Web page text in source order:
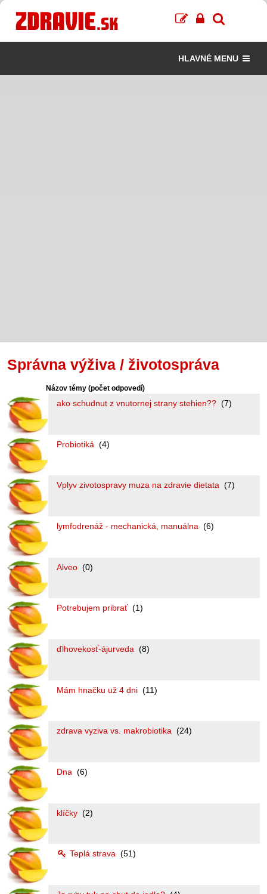
HLAVNÉ MENU
Správna výživa / životospráva
Názov témy (počet odpovedí)
ako schudnut z vnutornej strany stehien?? (7)
Probiotiká (4)
Vplyv zivotospravy muza na zdravie dietata (7)
lymfodrenáž - mechanická, manuálna (6)
Alveo (0)
Potrebujem pribrať (1)
ďlhovekosť-ájurveda (8)
Mám hnačku už 4 dni (11)
zdrava vyziva vs. makrobiotika (24)
Dna (6)
klíčky (2)
Teplá strava (51)